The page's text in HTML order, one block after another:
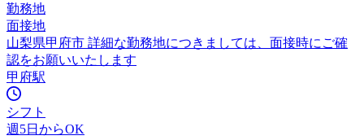
勤務地
面接地
山梨県甲府市 詳細な勤務地につきましては、面接時にご確
認をお願いいたします
甲府駅
シフト
週5日からOK